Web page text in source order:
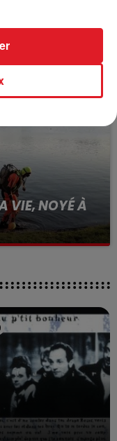
LA...
servait
VIE, NOYÉ À